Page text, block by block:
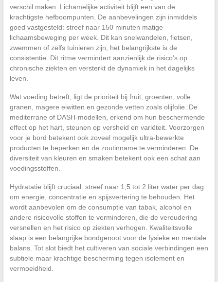
verschil maken. Lichamelijke activiteit blijft een van de
krachtigste hefboompunten. De aanbevelingen zijn inmiddels
goed vastgesteld: streef naar 150 minuten matige
lichaamsbeweging per week. Dit kan snelwandelen, fietsen,
zwemmen of zelfs tuinieren zijn; het belangrijkste is de
consistentie. Dit ritme vermindert aanzienlijk de risico’s op
chronische ziekten en versterkt de dynamiek in het dagelijks
leven.
Wat voeding betreft, ligt de prioriteit bij fruit, groenten, volle
granen, magere eiwitten en gezonde vetten zoals olijfolie. De
mediterrane of DASH-modellen, erkend om hun beschermende
effect op het hart, steunen op versheid en variëteit. Voorzorgen
voor je bord betekent ook zoveel mogelijk ultra-bewerkte
producten te beperken en de zoutinname te verminderen. De
diversiteit van kleuren en smaken betekent ook een schat aan
voedingsstoffen.
Hydratatie blijft cruciaal: streef naar 1,5 tot 2 liter water per dag
om energie, concentratie en spijsvertering te behouden. Het
wordt aanbevolen om de consumptie van tabak, alcohol en
andere risicovolle stoffen te verminderen, die de veroudering
versnellen en het risico op ziekten verhogen. Kwaliteitsvolle
slaap is een belangrijke bondgenoot voor de fysieke en mentale
balans. Tot slot biedt het cultiveren van sociale verbindingen een
subtiele maar krachtige bescherming tegen isolement en
vermoeidheid.